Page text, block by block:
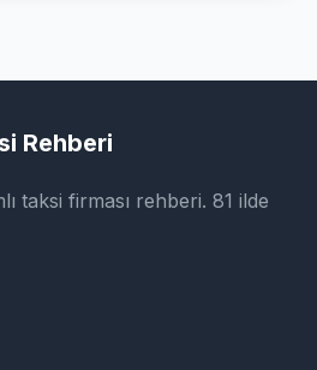
Rehberi
taksi firması rehberi. 81 ilde